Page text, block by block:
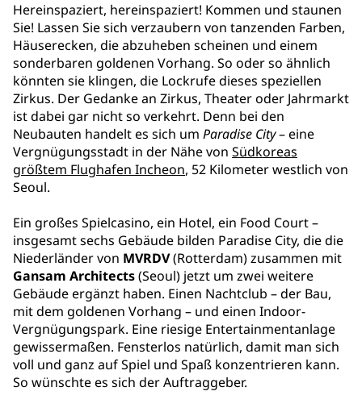
Hereinspaziert, hereinspaziert! Kommen und staunen
Sie! Lassen Sie sich verzaubern von tanzenden Farben,
Häuserecken, die abzuheben scheinen und einem
sonderbaren goldenen Vorhang. So oder so ähnlich
könnten sie klingen, die Lockrufe dieses speziellen
Zirkus. Der Gedanke an Zirkus, Theater oder Jahrmarkt
ist dabei gar nicht so verkehrt. Denn bei den
Neubauten handelt es sich um Paradise City– eine
Vergnügungsstadt in der Nähe von Südkoreas
größtem Flughafen Incheon, 52 Kilometer westlich von
Seoul.
Ein großes Spielcasino, ein Hotel, ein Food Court –
insgesamt sechs Gebäude bilden Paradise City, die die
Niederländer von MVRDV(Rotterdam) zusammen mit
Gansam Architects(Seoul) jetzt um zwei weitere
Gebäude ergänzt haben. Einen Nachtclub – der Bau,
mit dem goldenen Vorhang – und einen Indoor-
Vergnügungspark. Eine riesige Entertainmentanlage
gewissermaßen. Fensterlos natürlich, damit man sich
voll und ganz auf Spiel und Spaß konzentrieren kann.
So wünschte es sich der Auftraggeber.